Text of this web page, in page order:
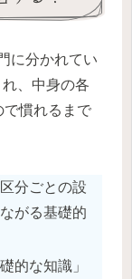
に分かれてい
、中身の各
で慣れるまで
分ごとの設
がる基礎的
的な知識」